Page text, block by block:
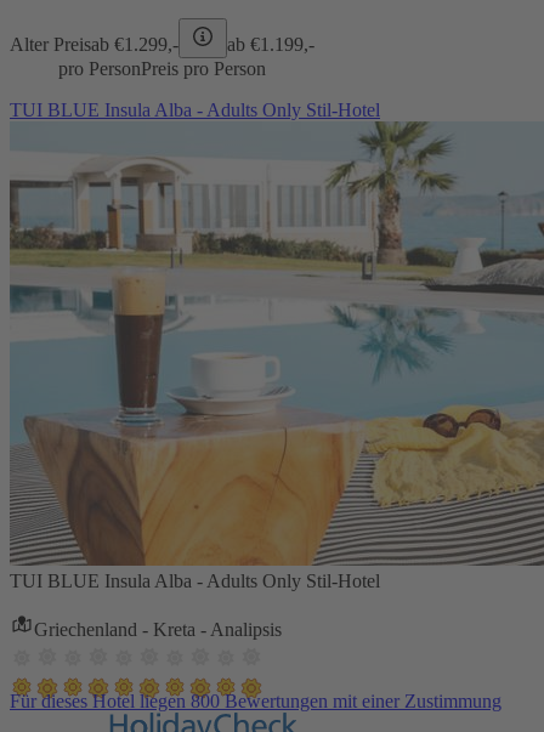
Alter Preisab €1.299,- ab €1.199,-
pro PersonPreis pro Person
TUI BLUE Insula Alba - Adults Only Stil-Hotel
TUI BLUE Insula Alba - Adults Only Stil-Hotel
Griechenland - Kreta - Analipsis
Für dieses Hotel liegen 800 Bewertungen mit einer Zustimmung